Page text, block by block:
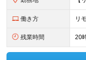
働き方 リ
残業時間 20